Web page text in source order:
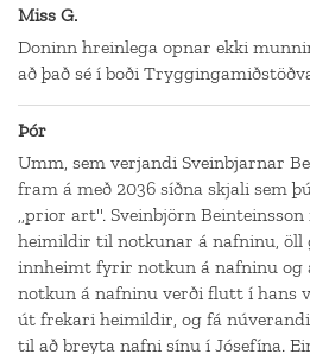
Miss G.
Doninn hreinlega opnar ekki
að það sé í boði
Þór
Umm, sem verjandi Sveinbjarnar
fram á með 2036 síðna skjali sem
,,prior art''. Sveinbjörn
heimildir til notkunar á nafninu, öll
innheimt fyrir notkun á nafninu
notkun á nafninu verði flutt í hans
út frekari heimildir, og fá
til að breyta nafni sínu í Jósefína.